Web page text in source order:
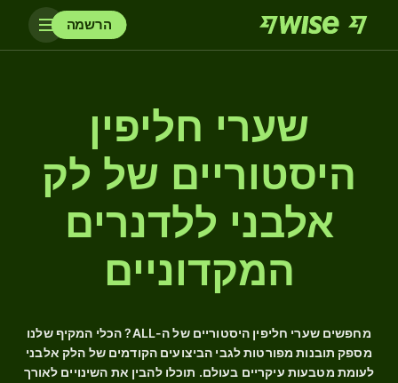
הרשמה
שערי חליפין
היסטוריים של לק
אלבני ללדנרים
המקדוניים
מחפשים שערי חליפין היסטוריים של ה-ALL? הכלי המקיף שלנו
מספק תובנות מפורטות לגבי הביצועים הקודמים של הלק אלבני
לעומת מטבעות עיקריים בעולם. תוכלו להבין את השינויים לאורך